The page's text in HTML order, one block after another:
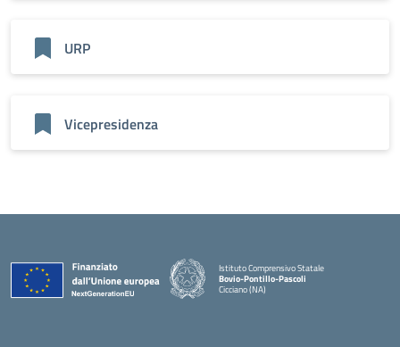
URP
Vicepresidenza
Istituto Comprensivo Statale
Bovio-Pontillo-Pascoli
Cicciano (NA)